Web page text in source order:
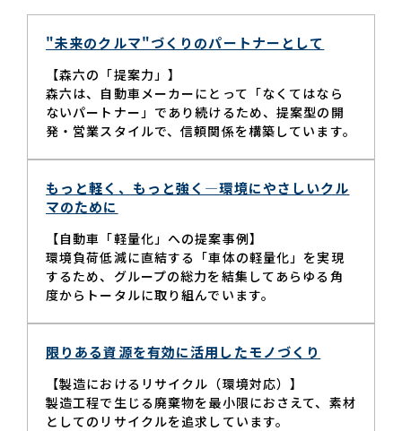
#会社概要
#森六って何？
#グローバルネットワーク
#ダイバーシティ＆インクルージョン
#統合報告書
"未来のクルマ"づくりのパートナーとして
【森六の「提案力」】
森六は、自動車メーカーにとって「なくてはなら
ないパートナー」であり続けるため、提案型の開
発・営業スタイルで、信頼関係を構築しています。
もっと軽く、もっと強く—環境にやさしいクル
マのために
【自動車「軽量化」への提案事例】
環境負荷低減に直結する「車体の軽量化」を実現
するため、グループの総力を結集してあらゆる角
度からトータルに取り組んでいます。
限りある資源を有効に活用したモノづくり
【製造におけるリサイクル（環境対応）】
製造工程で生じる廃棄物を最小限におさえて、素材
としてのリサイクルを追求しています。